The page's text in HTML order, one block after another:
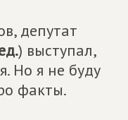
депутат
) выступал,
Но я не буду
факты.